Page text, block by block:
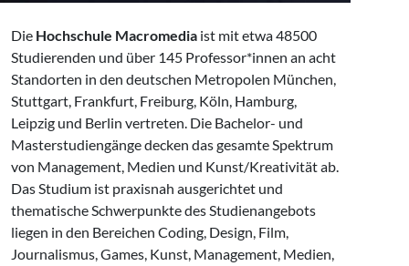
Die Hochschule Macromedia ist mit etwa 48500
Studierenden und über 145 Professor*innen an acht
Standorten in den deutschen Metropolen München,
Stuttgart, Frankfurt, Freiburg, Köln, Hamburg,
Leipzig und Berlin vertreten. Die Bachelor- und
Masterstudiengänge decken das gesamte Spektrum
von Management, Medien und Kunst/Kreativität ab.
Das Studium ist praxisnah ausgerichtet und
thematische Schwerpunkte des Studienangebots
liegen in den Bereichen Coding, Design, Film,
Journalismus, Games, Kunst, Management, Medien,